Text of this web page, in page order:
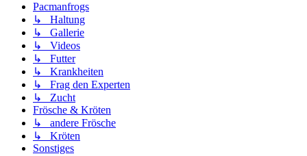
Pacmanfrogs
↳ Haltung
↳ Gallerie
↳ Videos
↳ Futter
↳ Krankheiten
↳ Frag den Experten
↳ Zucht
Frösche & Kröten
↳ andere Frösche
↳ Kröten
Sonstiges